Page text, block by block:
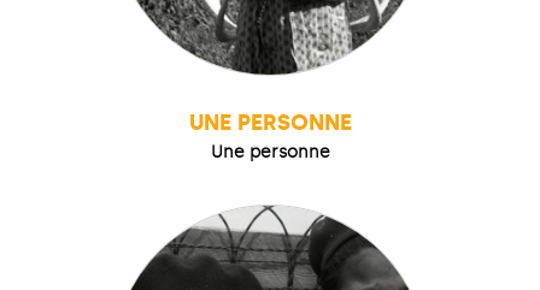
UNE PERSONNE
Une personne